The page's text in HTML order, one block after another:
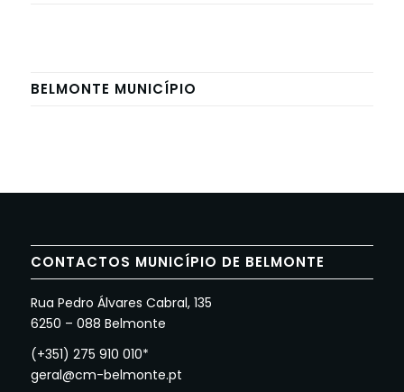
BELMONTE MUNICÍPIO
CONTACTOS MUNICÍPIO DE BELMONTE
Rua Pedro Álvares Cabral, 135
6250 – 088 Belmonte
(+351) 275 910 010*
geral@cm-belmonte.pt